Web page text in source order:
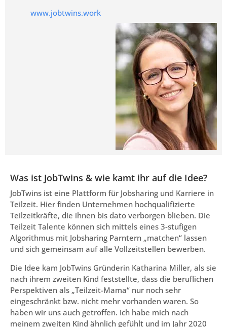
www.jobtwins.work
Was ist JobTwins & wie kamt ihr auf die Idee?
JobTwins ist eine Plattform für Jobsharing und Karriere in
Teilzeit. Hier finden Unternehmen hochqualifizierte
Teilzeitkräfte, die ihnen bis dato verborgen blieben. Die
Teilzeit Talente können sich mittels eines 3-stufigen
Algorithmus mit Jobsharing Parntern „matchen“ lassen
und sich gemeinsam auf alle Vollzeitstellen bewerben.
Die Idee kam JobTwins Gründerin Katharina Miller, als sie
nach ihrem zweiten Kind feststellte, dass die beruflichen
Perspektiven als „Teilzeit-Mama“ nur noch sehr
eingeschränkt bzw. nicht mehr vorhanden waren. So
haben wir uns auch getroffen. Ich habe mich nach
meinem zweiten Kind ähnlich gefühlt und im Jahr 2020